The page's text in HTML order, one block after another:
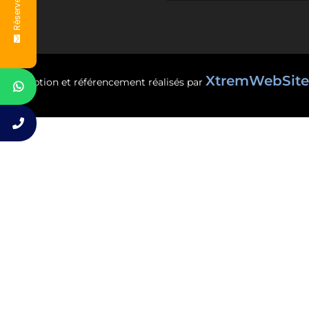
Conception et référencement réalisés par XtremWebSite
Réserver